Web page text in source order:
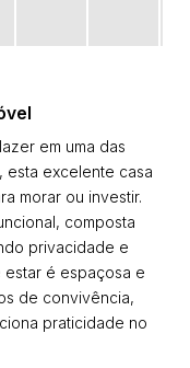
em uma das
esta excelente casa
morar ou investir.
composta
privacidade e
estar é espaçosa e
de convivência,
praticidade no